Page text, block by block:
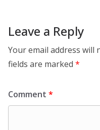
Leave a Reply
Your email address will
fields are marked *
Comment *